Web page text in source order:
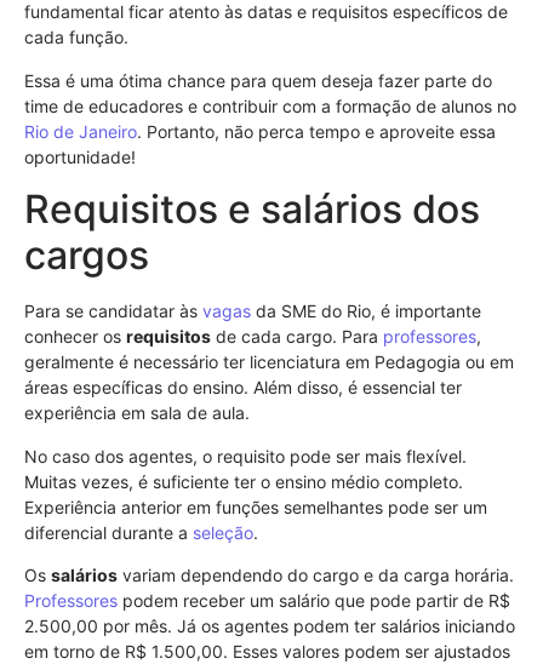
fundamental ficar atento às datas e requisitos específicos de
cada função.
Essa é uma ótima chance para quem deseja fazer parte do
time de educadores e contribuir com a formação de alunos no
Rio de Janeiro. Portanto, não perca tempo e aproveite essa
oportunidade!
Requisitos e salários dos
cargos
Para se candidatar às vagas da SME do Rio, é importante
conhecer os requisitos de cada cargo. Para professores,
geralmente é necessário ter licenciatura em Pedagogia ou em
áreas específicas do ensino. Além disso, é essencial ter
experiência em sala de aula.
No caso dos agentes, o requisito pode ser mais flexível.
Muitas vezes, é suficiente ter o ensino médio completo.
Experiência anterior em funções semelhantes pode ser um
diferencial durante a seleção.
Os salários variam dependendo do cargo e da carga horária.
Professores podem receber um salário que pode partir de R$
2.500,00 por mês. Já os agentes podem ter salários iniciando
em torno de R$ 1.500,00. Esses valores podem ser ajustados